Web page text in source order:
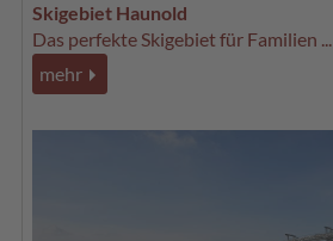
Skigebiet Haunold
Das perfekte Skigebiet für Familien ...
mehr